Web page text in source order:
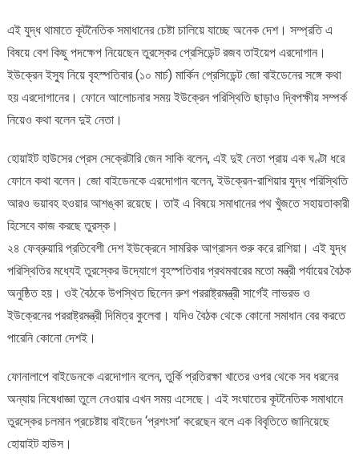
এই যুদ্ধ থামাতে কূটনৈতিক সমাধানের চেষ্টা চালিয়ে যাচ্ছে অনেক দেশ। সম্প্রতি এ
বিষয়ে বেশ কিছু পদক্ষেপ নিয়েছেন তুরস্কের প্রেসিডেন্ট রজব তাইয়েপ এরদোগান।
ইউক্রেন ইস্যু নিয়ে বৃহস্পতিবার (১০ মার্চ) মার্কিন প্রেসিডেন্ট জো বাইডেনের সঙ্গে কথা
হয় এরদোগানের। ফোনে আলোচনার সময় ইউক্রেন পরিস্থিতি ছাড়াও দ্বিপক্ষীয় সম্পর্ক
নিয়েও কথা বলেন দুই নেতা।
হোয়াইট হাউসের প্রেস সেক্রেটারি জেন সাকি বলেন, এই দুই নেতা প্রায় এক ঘণ্টা ধরে
ফোনে কথা বলেন। জো বাইডেনকে এরদোগান বলেন, ইউক্রেন-রাশিয়ার যুদ্ধ পরিস্থিতি
আরও ভয়াবহ হওয়ার আশঙ্কা রয়েছে। তাই এ বিষয়ে সমাধানের পথ খুঁজতে সহায়তাকারী
হিসেবে কাজ করছে তুরস্ক।
২৪ ফেব্রুয়ারি প্রতিবেশী দেশ ইউক্রেনে সামরিক আগ্রাসন শুরু করে রাশিয়া। এই যুদ্ধ
পরিস্থিতির মধ্যেই তুরস্কের উদ্যোগে বৃহস্পতিবার প্রথমবারের মতো মন্ত্রী পর্যায়ের বৈঠক
অনুষ্ঠিত হয়। ওই বৈঠকে উপস্থিত ছিলেন রুশ পররাষ্ট্রমন্ত্রী সার্গেই লাভরভ ও
ইউক্রেনের পররাষ্ট্রমন্ত্রী দিমিত্র কুলেবা। যদিও বৈঠক থেকে কোনো সমাধান বের করতে
পারেনি কোনো দেশই।
ফোনালাপে বাইডেনকে এরদোগান বলেন, তুর্কি প্রতিরক্ষা খাতের ওপর থেকে সব ধরনের
অন্যায় নিষেধাজ্ঞা তুলে নেওয়ার এখন সময় এসেছে। এই সংঘাতের কূটনৈতিক সমাধানে
তুরস্কের চলমান প্রচেষ্টায় বাইডেন ‘প্রশংসা’ করেছেন বলে এক বিবৃতিতে জানিয়েছে
হোয়াইট হাউস।